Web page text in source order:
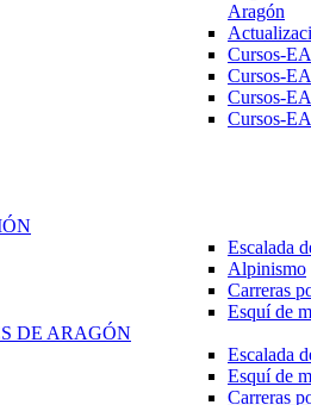
Aragón
Cursos-
Cursos-
Cursos-
Cursos-
Escalada
Alpinismo
Carreras
Esquí de
DE ARAGÓN
Escalada
Esquí de
Carreras